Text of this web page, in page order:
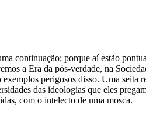
continuação; porque aí estão
a Era da pós-verdade, na
perigosos disso. Uma seita
das ideologias que eles
com o intelecto de uma mosca.